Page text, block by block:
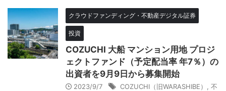
クラウドファンディング・不動産デジタル証券
投資
COZUCHI 大船 マンション用地 プロジ
ェクトファンド（予定配当率 年7％）の
出資者を9月9日から募集開始
2023/9/7 COZUCHI（旧WARASHIBE）
不